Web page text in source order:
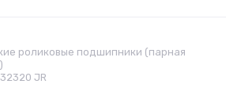
роликовые подшипники (парная
JR